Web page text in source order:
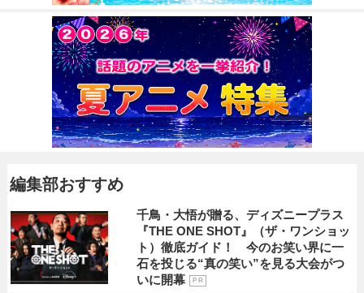
編集部おすすめ
千鳥・大悟が贈る、ディズニープラス
『THE ONE SHOT』（ザ・ワンショッ
ト）徹底ガイド！ 今のお笑い界に一
石を投じる“真の笑い”を見る大会がつ
いに開幕
P R